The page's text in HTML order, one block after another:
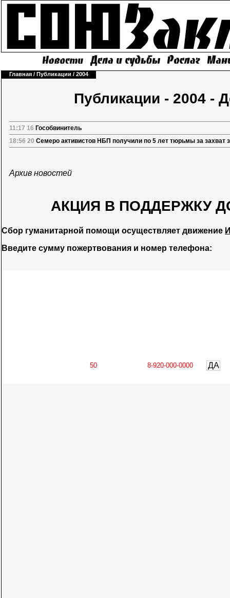
Главная / Публикации / 2004
Публикации - 2004 -
11:17 16 Гособвинитель
18:56 20 Семеро активистов НБП получили по 5 лет тюрьмы за захват
Архив новостей
АКЦИЯ В ПОДДЕРЖКУ
Сбор гуманитарной помощи осуществляет движение
Введите сумму пожертвования и номер телефона:
ДА